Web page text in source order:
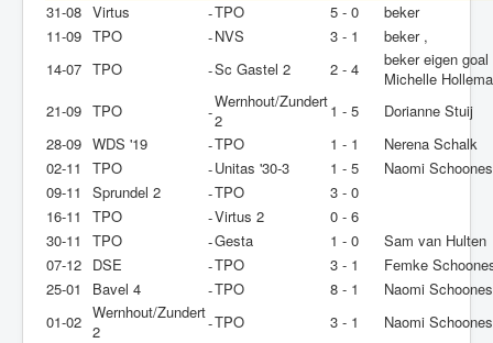
31-08 Virtus -TPO 5 - 0
beker
11-09 TPO -NVS 3 - 1
beker ,
14-07 TPO -Sc Gastel 2 2 - 4
beker eigen goal
Michelle
21-09 TPO -
Wernhout/Zundert
2
1 - 5
Dorianne Stuij
28-09 WDS '19 -TPO 1 - 1
Nerena Schalk
02-11
TPO -Unitas '30-3 1 - 5
Naomi
09-11
Sprundel 2 -TPO
3 - 0
16-11
TPO -Virtus 2
0 - 6
30-11
TPO -Gesta 1 - 0
Sam van Hulten
07-12 DSE -TPO 3 - 1
Femke
25-01
Bavel 4 -TPO 8 - 1
Naomi
01-02 Wernhout/Zundert
2
-TPO 3 - 1
Naomi